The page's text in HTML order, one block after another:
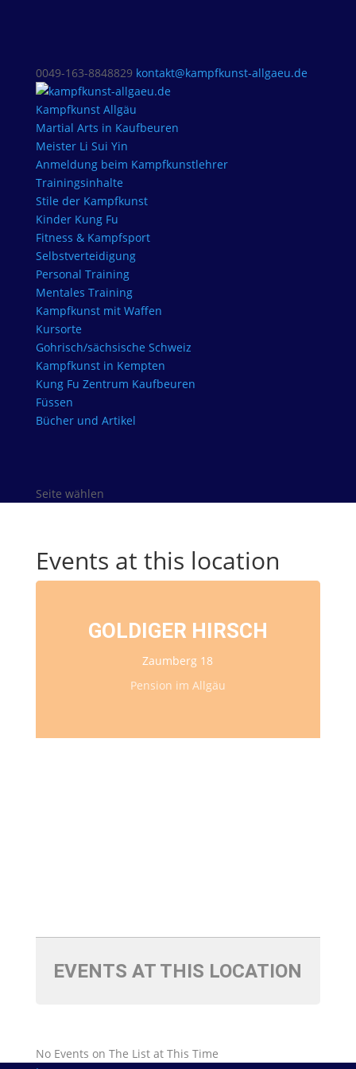
0049-163-8848829 kontakt@kampfkunst-allgaeu.de
Kampfkunst Allgäu
Martial Arts in Kaufbeuren
Meister Li Sui Yin
Anmeldung beim Kampfkunstlehrer
Trainingsinhalte
Stile der Kampfkunst
Kinder Kung Fu
Fitness & Kampfsport
Selbstverteidigung
Personal Training
Mentales Training
Kampfkunst mit Waffen
Kursorte
Gohrisch/sächsische Schweiz
Kampfkunst in Kempten
Kung Fu Zentrum Kaufbeuren
Füssen
Bücher und Artikel
Seite wählen
Events at this location
GOLDIGER HIRSCH
Zaumberg 18
Pension im Allgäu
EVENTS AT THIS LOCATION
No Events on The List at This Time